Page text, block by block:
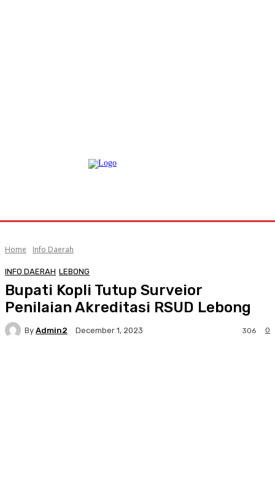
Home Info Daerah
INFO DAERAH LEBONG
Bupati Kopli Tutup Surveior
Penilaian Akreditasi RSUD Lebong
By Admin2 December 1, 2023 0
306